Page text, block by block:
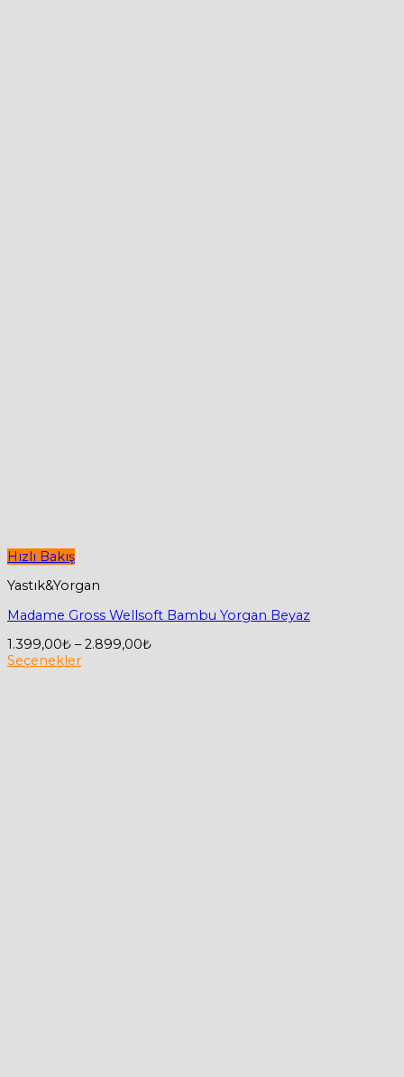
Hızlı Bakış
Yastık&Yorgan
Madame Gross Wellsoft Bambu Yorgan Beyaz
1.399,00₺ –2.899,00₺Fiyat
Seçenekler